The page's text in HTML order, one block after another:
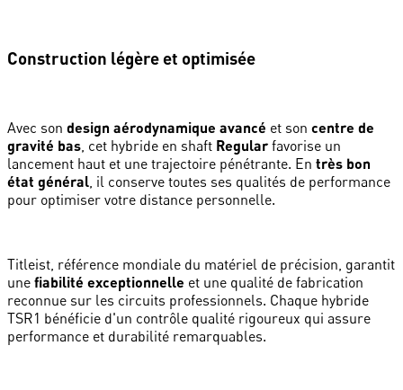
Construction légère et optimisée
Avec son design aérodynamique avancé et son centre de
gravité bas , cet hybride en shaft Regular favorise un
lancement haut et une trajectoire pénétrante. En très bon
état général , il conserve toutes ses qualités de performance
pour optimiser votre distance personnelle.
Titleist, référence mondiale du matériel de précision, garantit
une fiabilité exceptionnelle et une qualité de fabrication
reconnue sur les circuits professionnels. Chaque hybride
TSR1 bénéficie d'un contrôle qualité rigoureux qui assure
performance et durabilité remarquables.